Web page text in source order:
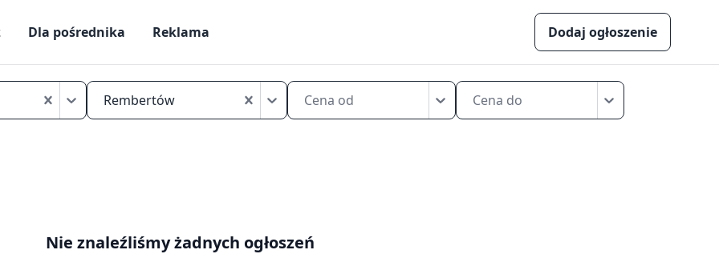
Dla pośrednika Reklama Dodaj ogłoszenie
Rembertów Cena od Cena do
Nie znaleźliśmy żadnych ogłoszeń